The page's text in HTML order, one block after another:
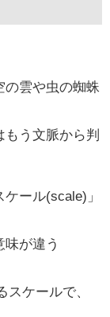
の雲や虫の蜘蛛
う文脈から判
ール(scale)」
が違う
スケールで、